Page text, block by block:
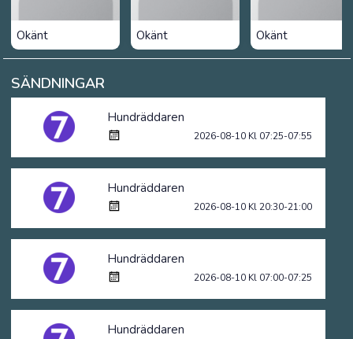
Okänt Okänt Okänt
SÄNDNINGAR
Hundräddaren
2026-08-10 Kl 07:25-07:55
Hundräddaren
2026-08-10 Kl 20:30-21:00
Hundräddaren
2026-08-10 Kl 07:00-07:25
Hundräddaren